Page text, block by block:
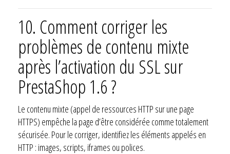
10. Comment corriger les
problèmes de contenu mixte
après l’activation du SSL sur
PrestaShop 1.6 ?
Le contenu mixte (appel de ressources HTTP sur une page
HTTPS) empêche la page d’être considérée comme totalement
sécurisée. Pour le corriger, identifiez les éléments appelés en
HTTP : images, scripts, iframes ou polices.